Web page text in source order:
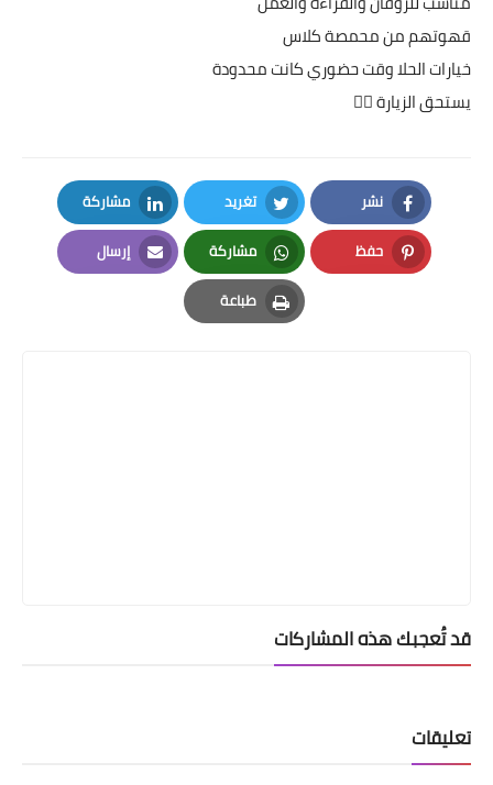
قهوتهم من محمصة كلاس
خيارات الحلا وقت حضوري كانت محدودة
يستحق الزيارة 👍🏻
نشر
Facebook
تغريد
Twitter
مشاركة
LinkedIn
حفظ
Pinterest
مشاركة
Whatsapp
إرسال
Email
طباعة
Print
قد تُعجبك هذه المشاركات
تعليقات